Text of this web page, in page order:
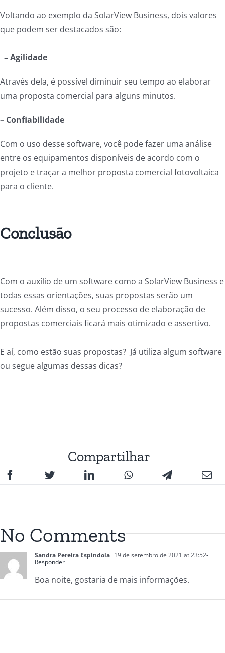
Voltando ao exemplo da SolarView Business, dois valores
que podem ser destacados são:
– Agilidade
Através dela, é possível diminuir seu tempo ao elaborar
uma proposta comercial para alguns minutos.
– Confiabilidade
Com o uso desse software, você pode fazer uma análise
entre os equipamentos disponíveis de acordo com o
projeto e traçar a melhor proposta comercial fotovoltaica
para o cliente.
Conclusão
Com o auxílio de um software como a SolarView Business e
todas essas orientações, suas propostas serão um
sucesso. Além disso, o seu processo de elaboração de
propostas comerciais ficará mais otimizado e assertivo.
E aí, como estão suas propostas? Já utiliza algum software
ou segue algumas dessas dicas?
Compartilhar
No Comments
Sandra Pereira Espindola 19 de setembro de 2021 at 23:52-
Responder
Boa noite, gostaria de mais informações.